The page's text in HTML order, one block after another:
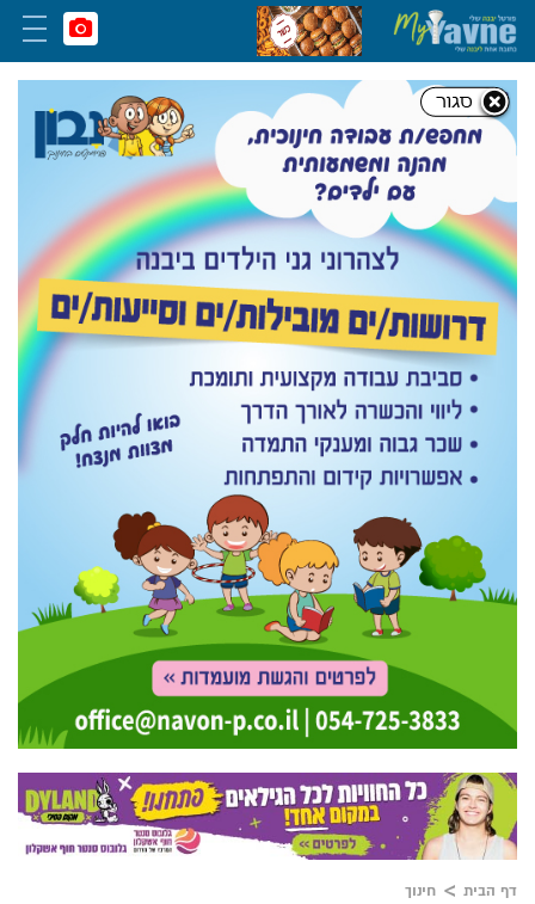
דף הבית חינוך